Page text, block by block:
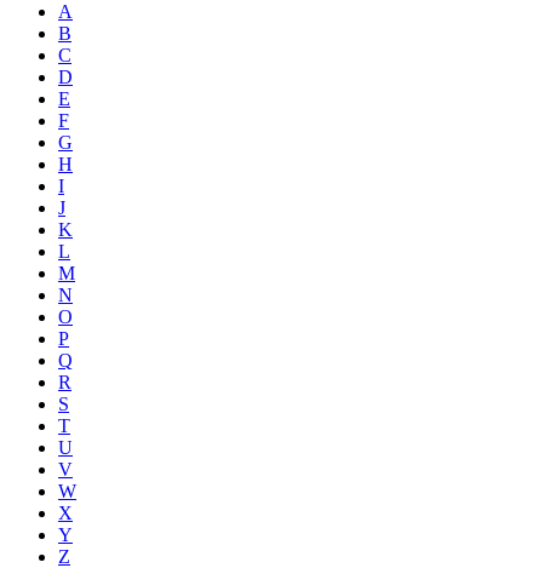
A
B
C
D
E
F
G
H
I
J
K
L
M
N
O
P
Q
R
S
T
U
V
W
X
Y
Z